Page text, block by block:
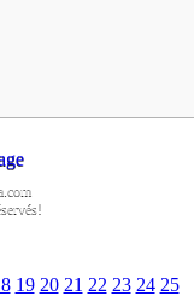
19 20 21 22 23 24 25